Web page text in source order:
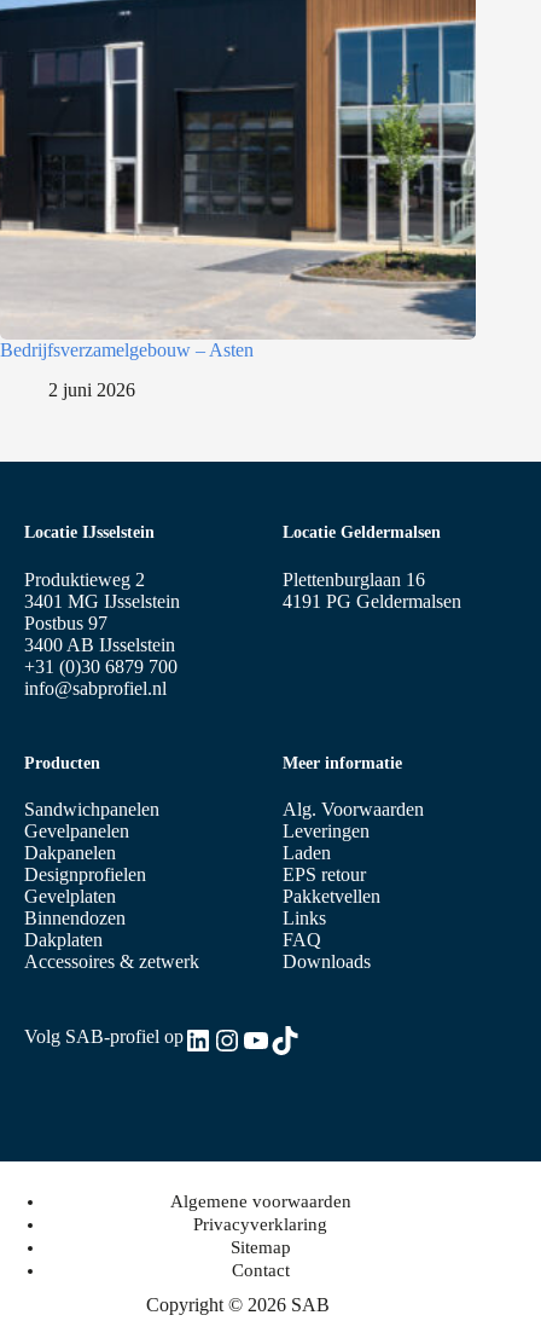
Bedrijfsverzamelgebouw – Asten
2 juni 2026
Locatie IJsselstein
Produktieweg 2
3401 MG IJsselstein
Postbus 97
3400 AB IJsselstein
+31 (0)30 6879 700
info@sabprofiel.nl
Producten
Sandwichpanelen
Gevelpanelen
Dakpanelen
Designprofielen
Gevelplaten
Binnendozen
Dakplaten
Accessoires & zetwerk
Meer informatie
Alg. Voorwaarden
Leveringen
Laden
EPS retour
Pakketvellen
Links
FAQ
Downloads
Locatie Geldermalsen
Plettenburglaan 16
4191 PG Geldermalsen
Volg SAB-profiel opLinkedIn
Instagram
YouTube
TikTok
Copyright © 2026 SAB
Algemene voorwaarden
Privacyverklaring
Sitemap
Contact